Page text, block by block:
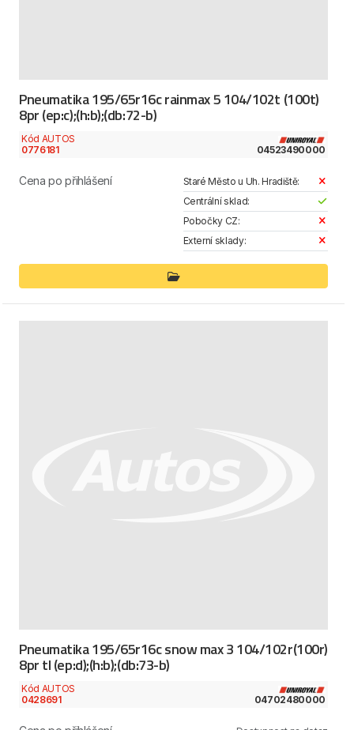
Pneumatika 195/65r16c rainmax 5 104/102t (100t)
8pr (ep:c);(h:b);(db:72-b)
Kód AUTOS
0776181
04523490000
Cena po přihlášení
Staré Město u Uh. Hradiště:
Centrální sklad:
Pobočky CZ:
Externí sklady:
Pneumatika 195/65r16c snow max 3 104/102r(100r)
8pr tl (ep:d);(h:b);(db:73-b)
Kód AUTOS
0428691
04702480000